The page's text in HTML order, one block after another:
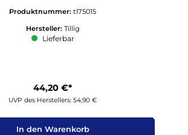
Produktnummer: tl75015
Hersteller: Tillig
Lieferbar
44,20 €*
UVP des Herstellers: 54,90 €
In den Warenkorb